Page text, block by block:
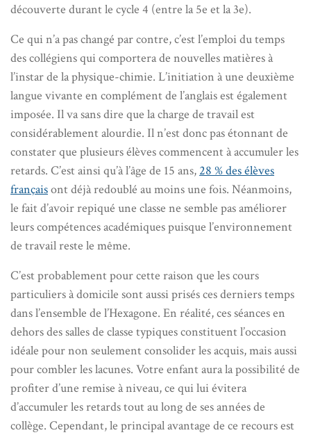
découverte durant le cycle 4 (entre la 5e et la 3e).
Ce qui n’a pas changé par contre, c’est l’emploi du temps
des collégiens qui comportera de nouvelles matières à
l’instar de la physique-chimie. L’initiation à une deuxième
langue vivante en complément de l’anglais est également
imposée. Il va sans dire que la charge de travail est
considérablement alourdie. Il n’est donc pas étonnant de
constater que plusieurs élèves commencent à accumuler les
retards. C’est ainsi qu’à l’âge de 15 ans, 28 % des élèves
françaisont déjà redoublé au moins une fois. Néanmoins,
le fait d’avoir repiqué une classe ne semble pas améliorer
leurs compétences académiques puisque l’environnement
de travail reste le même.
C’est probablement pour cette raison que les cours
particuliers à domicile sont aussi prisés ces derniers temps
dans l’ensemble de l’Hexagone. En réalité, ces séances en
dehors des salles de classe typiques constituent l’occasion
idéale pour non seulement consolider les acquis, mais aussi
pour combler les lacunes. Votre enfant aura la possibilité de
profiter d’une remise à niveau, ce qui lui évitera
d’accumuler les retards tout au long de ses années de
collège. Cependant, le principal avantage de ce recours est